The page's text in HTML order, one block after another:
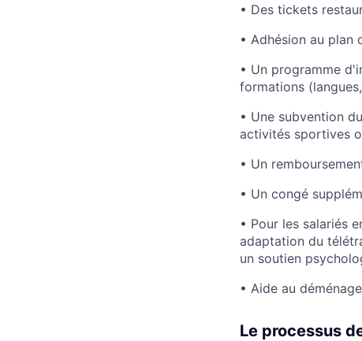
• Des tickets
• Adhésion au
• Un programme
formations
• Une subvention
activités sportives
• Un
• Un congé
• Pour les salariés
adaptation du
un soutien
• Aide au
Le processus